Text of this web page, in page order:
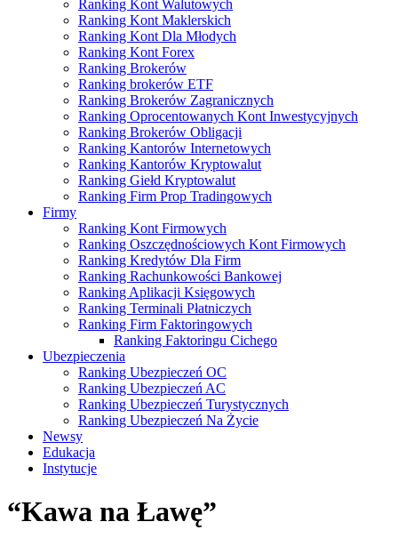
Ranking Kont Walutowych
Ranking Kont Maklerskich
Ranking Kont Dla Młodych
Ranking Kont Forex
Ranking Brokerów
Ranking brokerów ETF
Ranking Brokerów Zagranicznych
Ranking Oprocentowanych Kont Inwestycyjnych
Ranking Brokerów Obligacji
Ranking Kantorów Internetowych
Ranking Kantorów Kryptowalut
Ranking Giełd Kryptowalut
Ranking Firm Prop Tradingowych
Firmy
Ranking Kont Firmowych
Ranking Oszczędnościowych Kont Firmowych
Ranking Kredytów Dla Firm
Ranking Rachunkowości Bankowej
Ranking Aplikacji Księgowych
Ranking Terminali Płatniczych
Ranking Firm Faktoringowych
Ranking Faktoringu Cichego
Ubezpieczenia
Ranking Ubezpieczeń OC
Ranking Ubezpieczeń AC
Ranking Ubezpieczeń Turystycznych
Ranking Ubezpieczeń Na Życie
Newsy
Edukacja
Instytucje
“Kawa na Ławę”